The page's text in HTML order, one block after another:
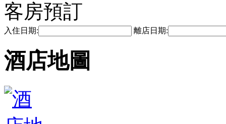
客房預訂
入住日期: 離店日期:
酒店地圖